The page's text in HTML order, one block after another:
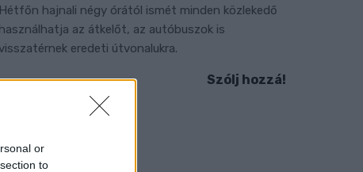
or
to
Hétfőn hajnali négy órától ismét minden közlekedő
használhatja az átkelőt, az autóbuszok is
visszatérnek eredeti útvonalukra.
Szólj hozzá!